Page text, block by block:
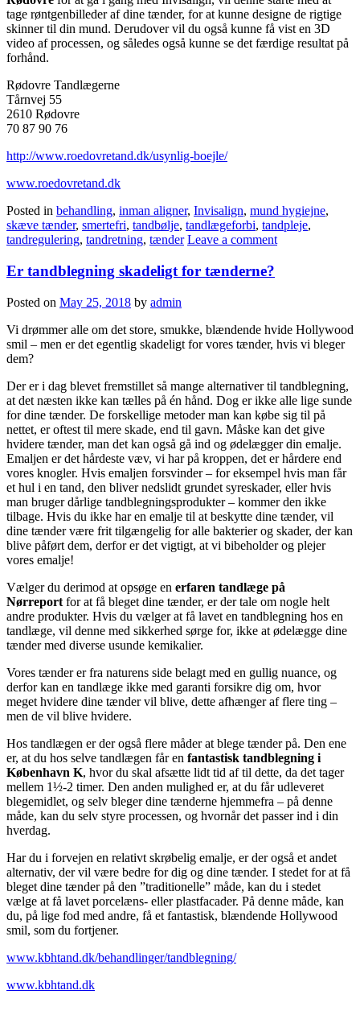
tage røntgenbilleder af dine tænder, for at kunne designe de rigtige
skinner til din mund. Derudover vil du også kunne få vist en 3D
video af processen, og således også kunne se det færdige resultat på
forhånd.
Rødovre Tandlægerne
Tårnvej 55
2610 Rødovre
70 87 90 76
http://www.roedovretand.dk/usynlig-boejle/
www.roedovretand.dk
Posted in behandling, inman aligner, Invisalign, mund hygiejne,
skæve tænder, smertefri, tandbølje, tandlægeforbi, tandpleje,
tandregulering, tandretning, tænder Leave a comment
Er tandblegning skadeligt for tænderne?
Posted on May 25, 2018 by admin
Vi drømmer alle om det store, smukke, blændende hvide Hollywood
smil – men er det egentlig skadeligt for vores tænder, hvis vi bleger
dem?
Der er i dag blevet fremstillet så mange alternativer til tandblegning,
at det næsten ikke kan tælles på én hånd. Dog er ikke alle lige sunde
for dine tænder. De forskellige metoder man kan købe sig til på
nettet, er oftest til mere skade, end til gavn. Måske kan det give
hvidere tænder, man det kan også gå ind og ødelægger din emalje.
Emaljen er det hårdeste væv, vi har på kroppen, det er hårdere end
vores knogler. Hvis emaljen forsvinder – for eksempel hvis man får
et hul i en tand, den bliver nedslidt grundet syreskader, eller hvis
man bruger dårlige tandblegningsprodukter – kommer den ikke
tilbage. Hvis du ikke har en emalje til at beskytte dine tænder, vil
dine tænder være frit tilgængelig for alle bakterier og skader, der kan
blive påført dem, derfor er det vigtigt, at vi bibeholder og plejer
vores emalje!
Vælger du derimod at opsøge en erfaren tandlæge på
Nørreport for at få bleget dine tænder, er der tale om nogle helt
andre produkter. Hvis du vælger at få lavet en tandblegning hos en
tandlæge, vil denne med sikkerhed sørge for, ikke at ødelægge dine
tænder med diverse usunde kemikalier.
Vores tænder er fra naturens side belagt med en gullig nuance, og
derfor kan en tandlæge ikke med garanti forsikre dig om, hvor
meget hvidere dine tænder vil blive, dette afhænger af flere ting –
men de vil blive hvidere.
Hos tandlægen er der også flere måder at blege tænder på. Den ene
er, at du hos selve tandlægen får en fantastisk tandblegning i
København K, hvor du skal afsætte lidt tid af til dette, da det tager
mellem 1½-2 timer. Den anden mulighed er, at du får udleveret
blegemidlet, og selv bleger dine tænderne hjemmefra – på denne
måde, kan du selv styre processen, og hvornår det passer ind i din
hverdag.
Har du i forvejen en relativt skrøbelig emalje, er der også et andet
alternativ, der vil være bedre for dig og dine tænder. I stedet for at få
bleget dine tænder på den ”traditionelle” måde, kan du i stedet
vælge at få lavet porcelæns- eller plastfacader. På denne måde, kan
du, på lige fod med andre, få et fantastisk, blændende Hollywood
smil, som du fortjener.
www.kbhtand.dk/behandlinger/tandblegning/
www.kbhtand.dk